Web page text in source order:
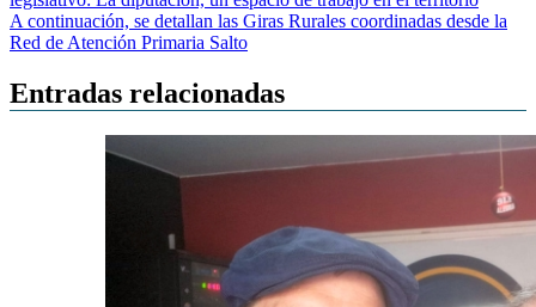
de
entradas
A continuación, se detallan las Giras Rurales coordinadas desde la
Red de Atención Primaria Salto
Entradas relacionadas